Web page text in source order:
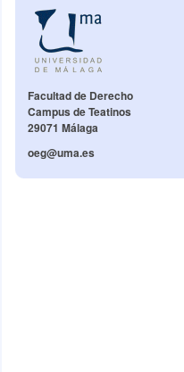
Facultad de Derecho
Campus de Teatinos
29071 Málaga
oeg@uma.es